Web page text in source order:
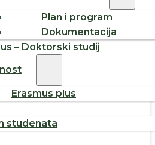
Plan i program
Dokumentacija
– Doktorski studij
Erasmus plus
studenata